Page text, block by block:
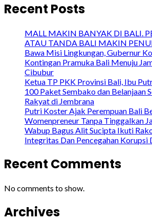
Recent Posts
MALL MAKIN BANYAK DI BALI.
ATAU TANDA BALI MAKIN
Bawa Misi Lingkungan, Gubernur
Kontingan Pramuka Bali Menuju
Cibubur
Ketua TP PKK Provinsi Bali, Ibu
100 Paket Sembako dan Belanjaan
Rakyat di Jembrana
Putri Koster Ajak Perempuan Bali
Womenpreneur Tanpa Tinggalkan
Wabup Bagus Alit Sucipta Ikuti
Integritas Dan Pencegahan Korupsi
Recent Comments
No comments to show.
Archives